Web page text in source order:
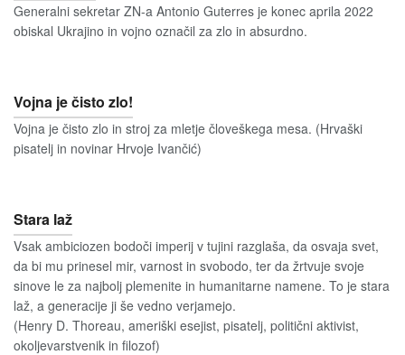
Generalni sekretar ZN-a Antonio Guterres je konec aprila 2022
obiskal Ukrajino in vojno označil za zlo in absurdno.
Vojna je čisto zlo!
Vojna je čisto zlo in stroj za mletje človeškega mesa. (Hrvaški
pisatelj in novinar Hrvoje Ivančić)
Stara laž
Vsak ambiciozen bodoči imperij v tujini razglaša, da osvaja svet,
da bi mu prinesel mir, varnost in svobodo, ter da žrtvuje svoje
sinove le za najbolj plemenite in humanitarne namene. To je stara
laž, a generacije ji še vedno verjamejo.
(Henry D. Thoreau, ameriški esejist, pisatelj, politični aktivist,
okoljevarstvenik in filozof)